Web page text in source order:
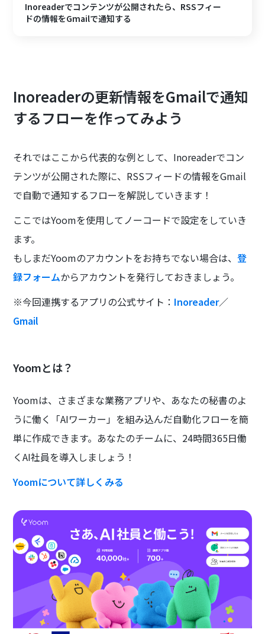
Inoreaderでコンテンツが公開されたら、RSSフィー
ドの情報をGmailで通知する
Inoreaderの更新情報をGmailで通知
するフローを作ってみよう
それではここから代表的な例として、Inoreaderでコン
テンツが公開された際に、RSSフィードの情報をGmail
で自動で通知するフローを解説していきます！
ここではYoomを使用してノーコードで設定をしていき
ます。
もしまだYoomのアカウントをお持ちでない場合は、登
録フォームからアカウントを発行しておきましょう。
※今回連携するアプリの公式サイト： Inoreader／
Gmail
Yoomとは？
Yoomは、さまざまな業務アプリや、あなたの秘書のよ
うに働く「AIワーカー」を組み込んだ自動化フローを簡
単に作成できます。あなたのチームに、24時間365日働
くAI社員を導入しましょう！
Yoomについて詳しくみる